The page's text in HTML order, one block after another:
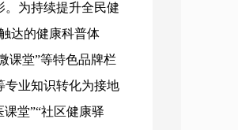
。为持续提升全民健
达的健康科普体
课堂”等特色品牌栏
专业知识转化为接地
堂”“社区健康驿